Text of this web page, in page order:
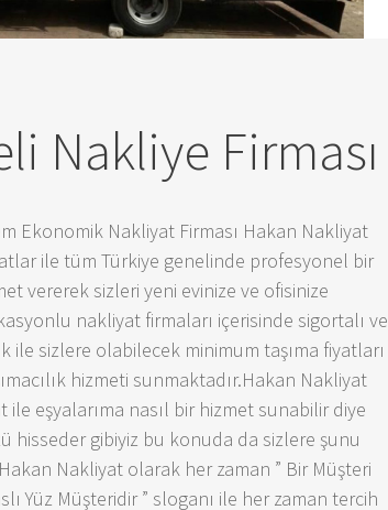
Nakliye Firması
Ekonomik Nakliyat Firması Hakan Nakliyat
ile tüm Türkiye genelinde profesyonel bir
vererek sizleri yeni evinize ve ofisinize
nakliyat firmaları içerisinde sigortalı ve
ile sizlere olabilecek minimum taşıma fiyatları
hizmeti sunmaktadır.Hakan Nakliyat
ile eşyalarıma nasıl bir hizmet sunabilir diye
hisseder gibiyiz bu konuda da sizlere şunu
Nakliyat olarak her zaman ” Bir Müşteri
Yüz Müşteridir ” sloganı ile her zaman tercih